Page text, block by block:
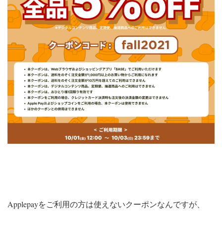
Applepayをご利用の方は使えないクーポンなんですが、